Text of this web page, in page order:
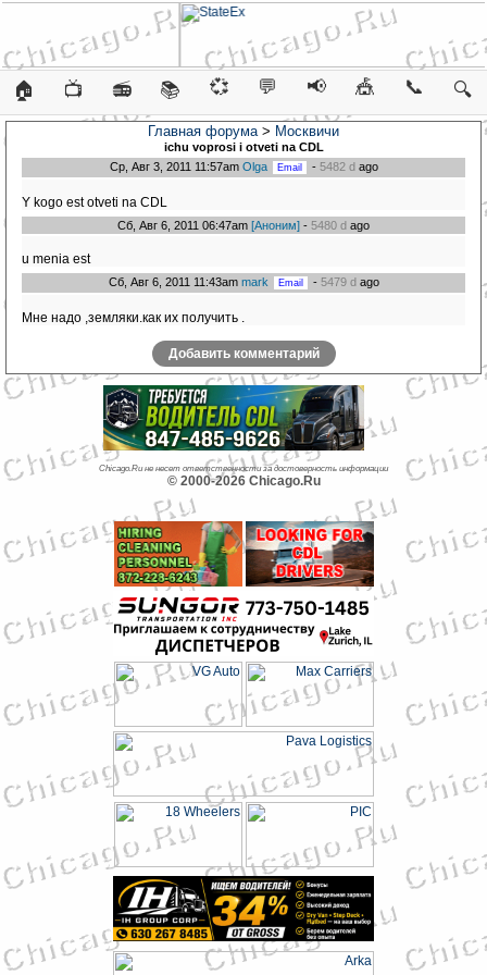
🏠 📺 📻 📚 💞 💬 📢 🎪 📞 🔍
Главная форума> Москвичи
ichu voprosi i otveti na CDL
Ср, Авг 3, 2011 11:57am Olga - 5482 dago
Y kogo est otveti na CDL
Сб, Авг 6, 2011 06:47am [Аноним] - 5480 d ago
u menia est
Сб, Авг 6, 2011 11:43am mark - 5479 dago
Мне надо ,земляки.как их получить .
Добавить комментарий
Chicago.Ru не несет ответственности за достоверность информации
© 2000-2026 Chicago.Ru